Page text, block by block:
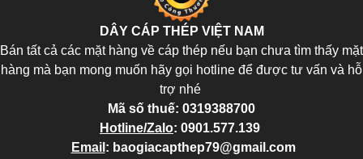
DÂY CÁP THÉP VIỆT NAM
Bán tất cả các mặt hàng về cáp thép nếu bạn chưa tìm thấy mặt
hàng mà bạn mong muốn hãy gọi hotline để được tư vấn và hỗ
trợ nhé
Mã số thuế: 0319388700
Hotline/Zalo: 0901.577.139
Email : baogiacapthep79@gmail.com